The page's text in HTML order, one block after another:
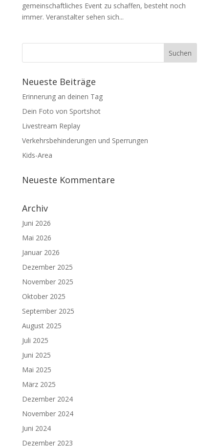
gemeinschaftliches Event zu schaffen, besteht noch
immer. Veranstalter sehen sich...
Neueste Beiträge
Erinnerung an deinen Tag
Dein Foto von Sportshot
Livestream Replay
Verkehrsbehinderungen und Sperrungen
Kids-Area
Neueste Kommentare
Archiv
Juni 2026
Mai 2026
Januar 2026
Dezember 2025
November 2025
Oktober 2025
September 2025
August 2025
Juli 2025
Juni 2025
Mai 2025
März 2025
Dezember 2024
November 2024
Juni 2024
Dezember 2023